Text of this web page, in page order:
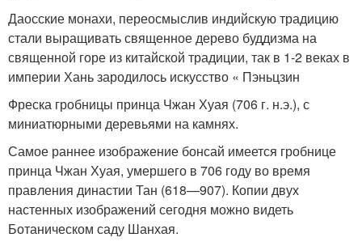
Даосские монахи, переосмыслив индийскую традицию
стали выращивать священное дерево буддизма на
священной горе из китайской традиции, так в 1-2 веках в
империи Хань зародилось искусство « Пэньцзин
Фреска гробницы принца Чжан Хуая (706 г. н.э.), с
миниатюрными деревьями на камнях.
Самое раннее изображение бонсай имеется гробнице
принца Чжан Хуая, умершего в 706 году во время
правления династии Тан (618—907). Копии двух
настенных изображений сегодня можно видеть
Ботаническом саду Шанхая.